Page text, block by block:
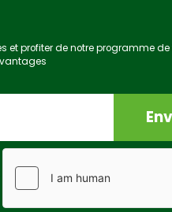
et profiter de notre programme de